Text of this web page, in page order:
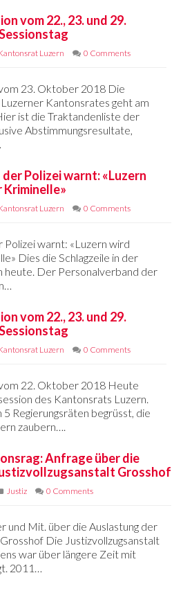
vom 22., 23. und 29.
Luzern 0 Comments
23. Oktober 2018 Die
Kantonsrates geht am
ist die Traktandenliste der
Abstimmungsresultate,
Polizei warnt: «Luzern
Luzern 0 Comments
Polizei warnt: «Luzern wird
Dies die Schlagzeile in der
heute. Der Personalverband der
vom 22., 23. und 29.
Luzern 0 Comments
22. Oktober 2018 Heute
des Kantonsrats Luzern.
Regierungsräten begrüsst, die
zaubern….
Anfrage über die
Grosshof
Justiz 0 Comments
und Mit. über die Auslastung der
Die Justizvollzugsanstalt
war über längere Zeit mit
2011…